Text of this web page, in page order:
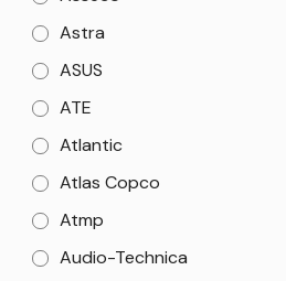
Astra
ASUS
ATE
Atlantic
Atlas Copco
Atmp
Audio-Technica